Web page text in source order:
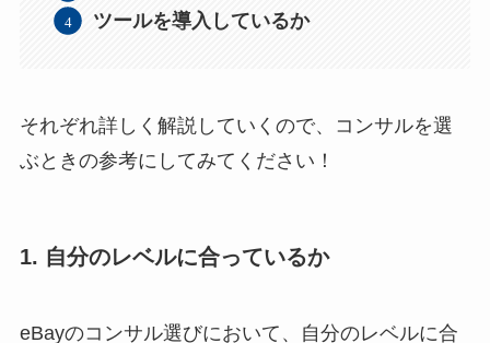
ツールを導入しているか
それぞれ詳しく解説していくので、コンサルを選
ぶときの参考にしてみてください！
1. 自分のレベルに合っているか
eBayのコンサル選びにおいて、自分のレベルに合